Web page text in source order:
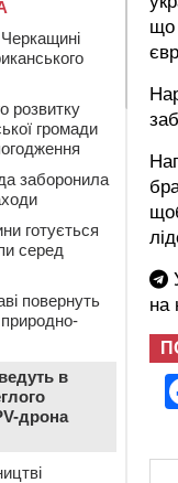
що
на
розвитку
громади
заборонила
готується
серед
повернуть
в
дрона